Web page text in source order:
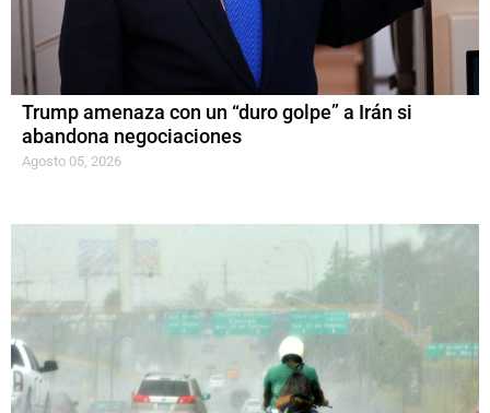
Trump amenaza con un “duro golpe” a Irán si
abandona negociaciones
Agosto 05, 2026